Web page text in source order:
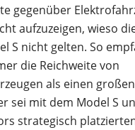
gegenüber
aufzuzeigen, wieso
S nicht gelten. So
die Reichweite von
als einen
sei mit dem Model S
strategisch